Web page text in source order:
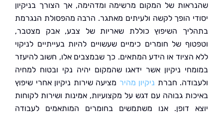
של המקום מרשימה ומדהימה, אך הצורך בניקיון
הופך לקשה ולעיתים מאתגר. הרבה מהפסולת הנגרמת
השיפוץ כוללת שאריות של צבע, אבק מצטבר,
של חומרים כימיים שעשויים להיות בעייתיים לניקוי
או הידע המתאים. כך שבמצבים אלו, חשוב להיעזר
ניקיון אשר ידאגו שהמקום יהיה נקי ובטוח למחיה
חברתניקיון מהירמציעה שירות ניקיון אחרי שיפוץ
גבוהה עם דגש על מקצועיות, אמינות ושירות לקוחות
דופן. אנו משתמשים בחומרים המותאמים לעבודה